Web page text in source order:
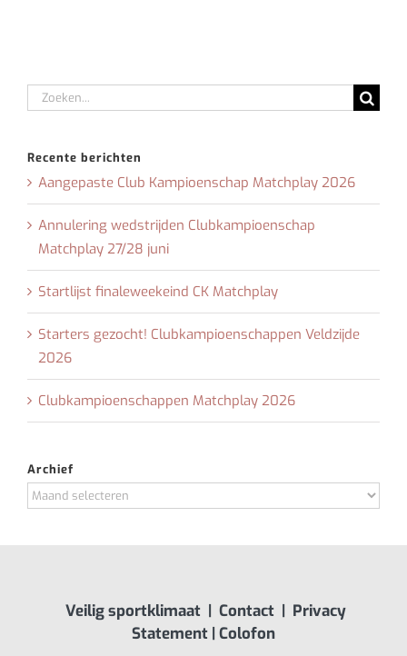
Zoeken
naar:
Recente berichten
Aangepaste Club Kampioenschap Matchplay 2026
Annulering wedstrijden Clubkampioenschap
Matchplay 27/28 juni
Startlijst finaleweekeind CK Matchplay
Starters gezocht! Clubkampioenschappen Veldzijde
2026
Clubkampioenschappen Matchplay 2026
Archief
Archief
Veilig sportklimaat| Contact| Privacy
Statement | Colofon